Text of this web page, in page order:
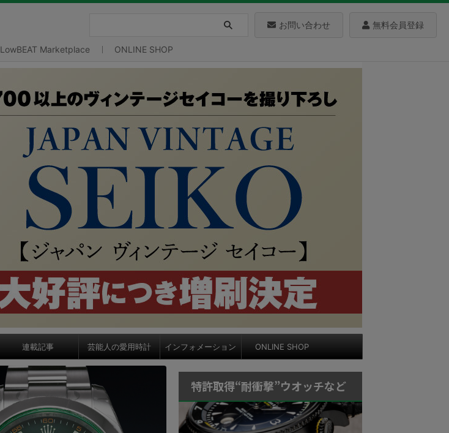
お問い合わせ 無料会員登録
LowBEAT Marketplace ONLINE SHOP
連載記事 芸能人の愛用時計 インフォメーション ONLINE SHOP
特許取得“耐衝撃”ウオッチなど